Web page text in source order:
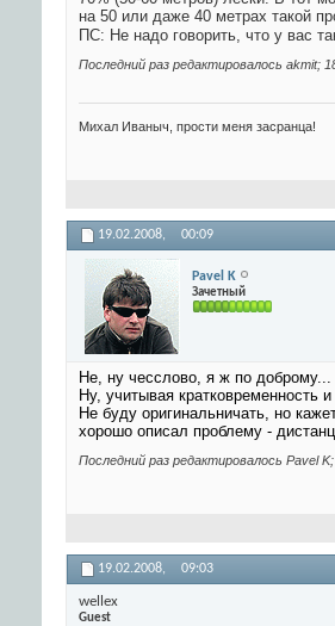
на 50 или даже 40 метрах такой
ПС: Не надо говорить, что у вас
Последний раз редактировалось akmit;
Михал Иваныч, прости меня засранца!
19.02.2008, 00:09
Pavel K
Зачетный
Не, ну чесслово, я ж по доброму...
Ну, учитывая кратковременность
Не буду оригинальничать, но
хорошо описал проблему -
Последний раз редактировалось Pavel
19.02.2008, 09:03
wellex
Guest